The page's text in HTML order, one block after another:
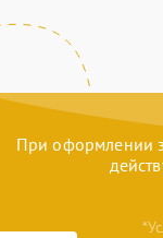
При оформлении